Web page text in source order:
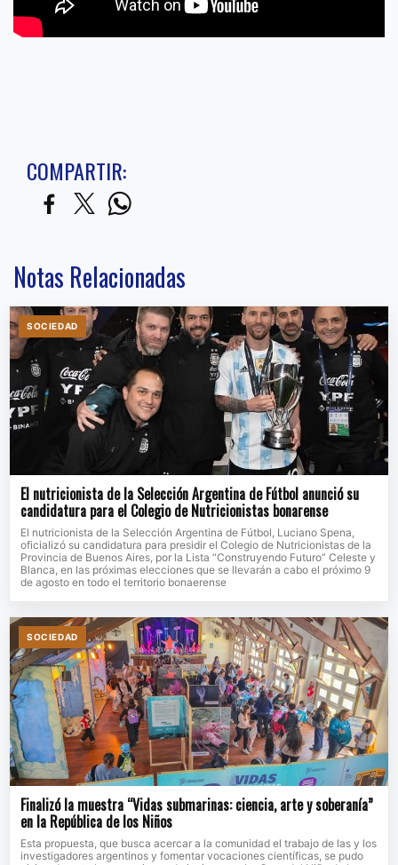
COMPARTIR:
Notas Relacionadas
SOCIEDAD
El nutricionista de la Selección Argentina de Fútbol anunció su
candidatura para el Colegio de Nutricionistas bonarense
El nutricionista de la Selección Argentina de Fútbol, Luciano Spena,
oficializó su candidatura para presidir el Colegio de Nutricionistas de la
Provincia de Buenos Aires, por la Lista “Construyendo Futuro” Celeste y
Blanca, en las próximas elecciones que se llevarán a cabo el próximo 9
de agosto en todo el territorio bonaerense
SOCIEDAD
Finalizó la muestra “Vidas submarinas: ciencia, arte y soberanía”
en la República de los Niños
Esta propuesta, que busca acercar a la comunidad el trabajo de las y los
investigadores argentinos y fomentar vocaciones científicas, se pudo